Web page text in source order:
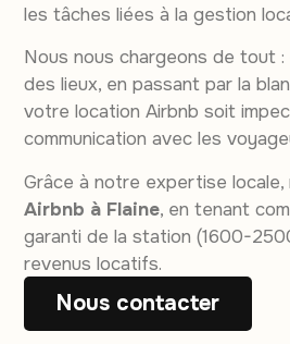
les tâches liées à la gestion
Nous nous chargeons de tout
des lieux, en passant par la
votre location Airbnb soit
communication avec les
Grâce à notre expertise
Airbnb à Flaine, en tenant
garanti de la station (1600-
revenus locatifs.
Nous contacter